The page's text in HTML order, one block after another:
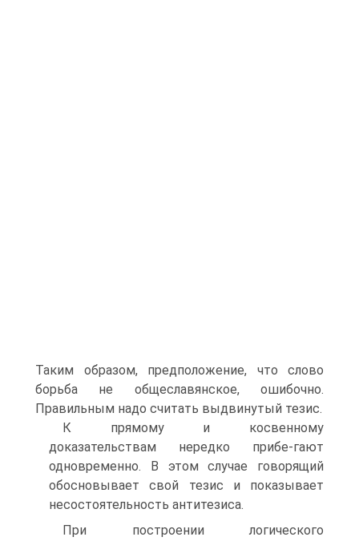
Таким образом, предположение, что слово
борьба не общеславянское, ошибочно.
Правильным надо считать выдвинутый тезис.
К прямому и косвенному
доказательствам нередко прибе-гают
одновременно. В этом случае говорящий
обосновывает свой тезис и показывает
несостоятельность антитезиса.
При построении логического